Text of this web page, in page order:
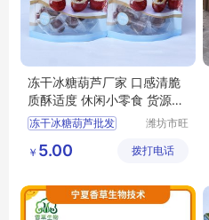
冻干冰糖葫芦厂家 口感清脆
质酥适度 休闲小零食 货源较
足
冻干冰糖葫芦批发
冻干芝麻糖葫芦
冻干冰糖葫芦
潍坊市旺
限公司
￥ 5.00 拨打电话